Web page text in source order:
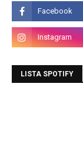
LISTA SPOTIFY